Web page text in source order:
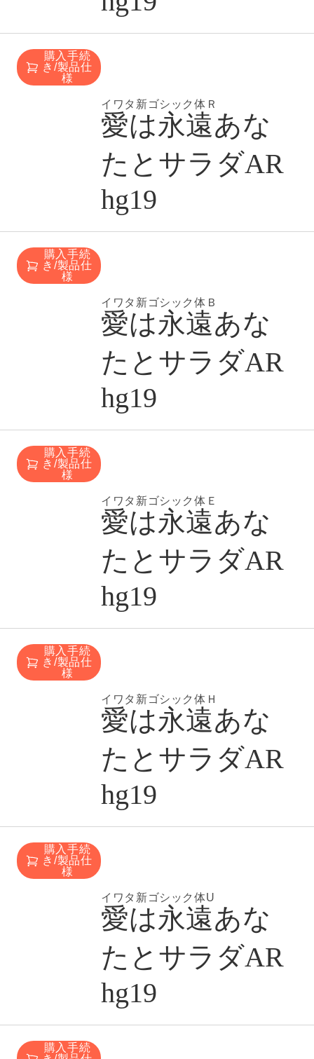
イワタ新ゴシック体Ｒ
愛は永遠あな
たとサラダAR
hg19
購入手続
き/製品仕
様
イワタ新ゴシック体Ｂ
愛は永遠あな
たとサラダAR
hg19
購入手続
き/製品仕
様
イワタ新ゴシック体Ｅ
愛は永遠あな
たとサラダAR
hg19
購入手続
き/製品仕
様
イワタ新ゴシック体Ｈ
愛は永遠あな
たとサラダAR
hg19
購入手続
き/製品仕
様
イワタ新ゴシック体U
愛は永遠あな
たとサラダAR
hg19
購入手続
き/製品仕
様
購入手続